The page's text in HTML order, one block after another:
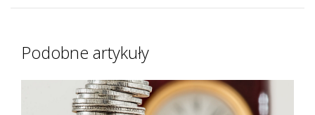
Podobne artykuły